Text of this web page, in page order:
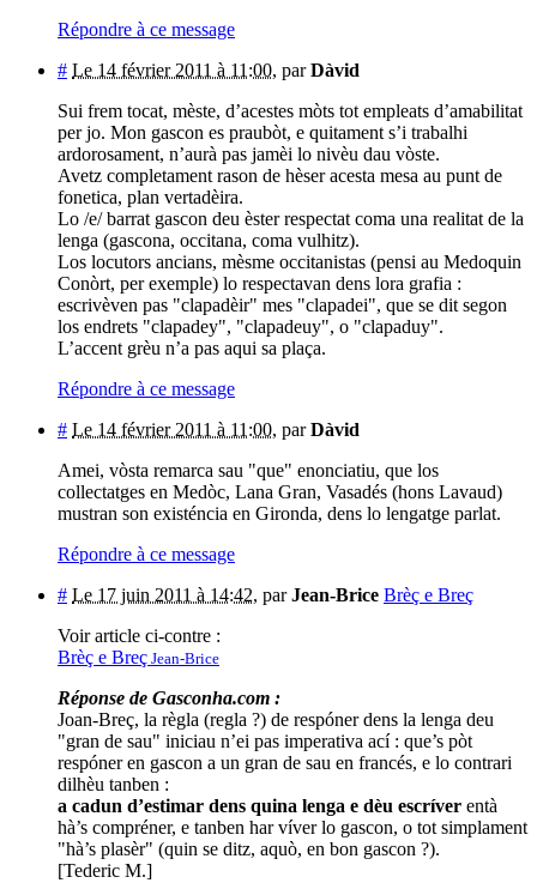
Répondre à ce message
# Le 14 février 2011 à 11:00, parDàvid
Sui frem tocat, mèste, d’acestes mòts tot empleats d’amabilitat
per jo. Mon gascon es praubòt, e quitament s’i trabalhi
ardorosament, n’aurà pas jamèi lo nivèu dau vòste.
Avetz completament rason de hèser acesta mesa au punt de
fonetica, plan vertadèira.
Lo /e/ barrat gascon deu èster respectat coma una realitat de la
lenga (gascona, occitana, coma vulhitz).
Los locutors ancians, mèsme occitanistas (pensi au Medoquin
Conòrt, per exemple) lo respectavan dens lora grafia :
escrivèven pas "clapadèir" mes "clapadei", que se dit segon
los endrets "clapadey", "clapadeuy", o "clapaduy".
L’accent grèu n’a pas aqui sa plaça.
Répondre à ce message
# Le 14 février 2011 à 11:00, parDàvid
Amei, vòsta remarca sau "que" enonciatiu, que los
collectatges en Medòc, Lana Gran, Vasadés (hons Lavaud)
mustran son existéncia en Gironda, dens lo lengatge parlat.
Répondre à ce message
# Le 17 juin 2011 à 14:42, parJean-Brice Brèç e Breç
Voir article ci-contre :
Brèç e Breç Jean-Brice
Réponse de Gasconha.com :
Joan-Breç, la règla (regla ?) de respóner dens la lenga deu
"gran de sau" iniciau n’ei pas imperativa ací : que’s pòt
respóner en gascon a un gran de sau en francés, e lo contrari
dilhèu tanben :
a cadun d’estimar dens quina lenga e dèu escríver entà
hà’s compréner, e tanben har víver lo gascon, o tot simplament
"hà’s plasèr" (quin se ditz, aquò, en bon gascon ?).
[Tederic M.]